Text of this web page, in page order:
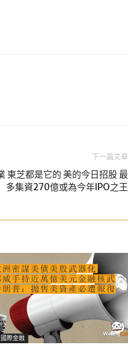
下一篇文章
東芝都是它的 美的今日招股 最
多集資270億或為今年IPO之王
國際金融